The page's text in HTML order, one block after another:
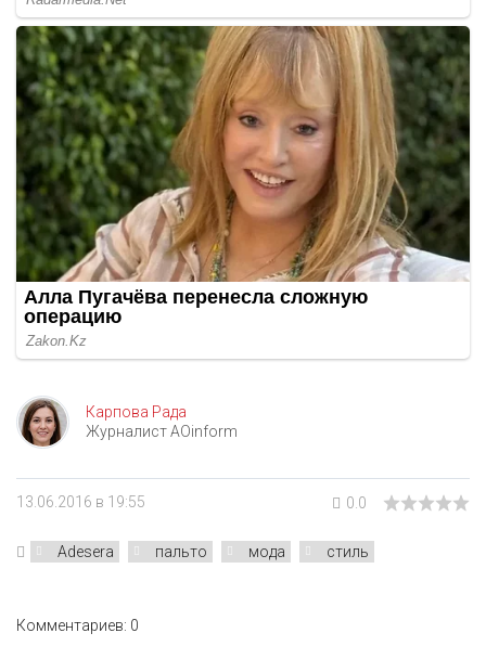
Карпова Рада
Журналист AOinform
13.06.2016 в 19:55 0.0
Adesera пальто мода стиль
Комментариев: 0